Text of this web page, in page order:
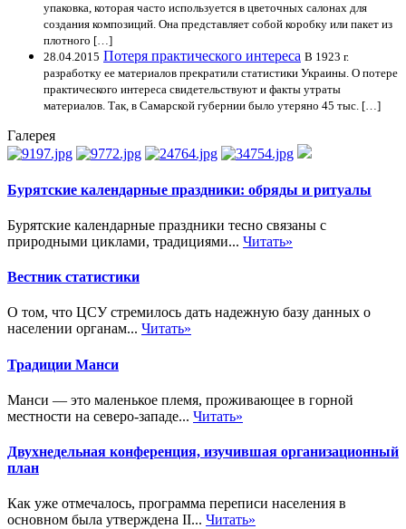
упаковка, которая часто используется в цветочных салонах для
создания композиций. Она представляет собой коробку или пакет из
плотного […]
28.04.2015 Потеря практического интереса В 1923 г.
разработку ее материалов прекратили статистики Украины. О потере
практического интереса свидетельствуют и факты утраты
материалов. Так, в Самарской губернии было утеряно 45 тыс. […]
Галерея
Бурятские календарные праздники: обряды и ритуалы
Бурятские календарные праздники тесно связаны с
природными циклами, традициями... Читать»
Вестник статистики
О том, что ЦСУ стремилось дать надежную базу данных о
населении органам... Читать»
Традиции Манси
Манси — это маленькое племя, проживающее в горной
местности на северо-западе... Читать»
Двухнедельная конференция, изучившая организационный
план
Как уже отмечалось, программа переписи населения в
основном была утверждена II... Читать»